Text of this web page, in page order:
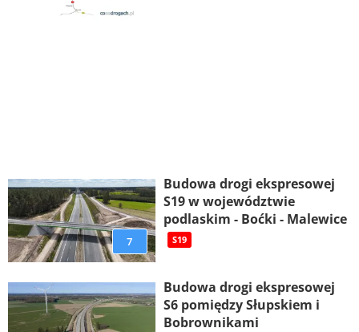
7
Budowa drogi ekspresowej
S19 w województwie
podlaskim - Boćki - Malewice
S19
Budowa drogi ekspresowej
S6 pomiędzy Słupskiem i
Bobrownikami